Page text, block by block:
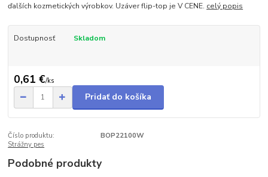
ďalších kozmetických výrobkov. Uzáver flip-top je V CENE. celý popis
Dostupnosť Skladom
0,61 €/ks
Pridať do košíka
Číslo produktu:
BOP22100W
Strážny pes
Podobné produkty